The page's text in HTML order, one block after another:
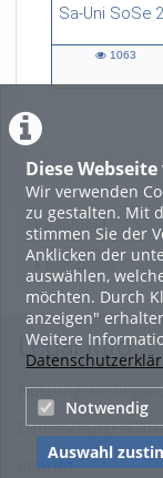
Diese
Wir verwenden
zu gestalten. Mit
stimmen Sie der
Anklicken der
auswählen,
möchten. Durch
anzeigen"
Weitere
Notwendig
Auswahl
Sa-Uni SoSe
55:13 duration
1063
Featured
Beliebtheit
Legal Info
Imprint